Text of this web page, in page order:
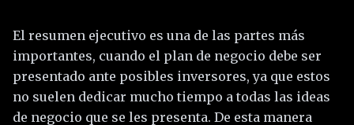
El resumen ejecutivo es una de las partes más
importantes, cuando el plan de negocio debe ser
presentado ante posibles inversores, ya que estos
no suelen dedicar mucho tiempo a todas las ideas
de negocio que se les presenta. De esta manera